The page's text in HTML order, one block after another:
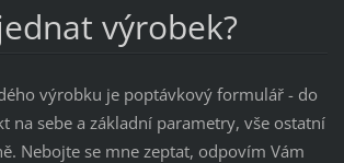
výrobek?
výrobku je poptávkový formulář - do
na sebe a základní parametry, vše ostatní
Nebojte se mne zeptat, odpovím Vám